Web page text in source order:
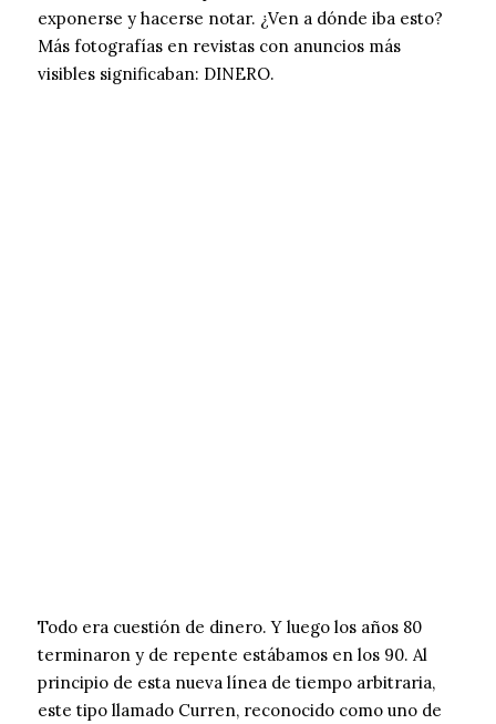
exponerse y hacerse notar. ¿Ven a dónde iba esto?
Más fotografías en revistas con anuncios más
visibles significaban: DINERO.
Todo era cuestión de dinero. Y luego los años 80
terminaron y de repente estábamos en los 90. Al
principio de esta nueva línea de tiempo arbitraria,
este tipo llamado Curren, reconocido como uno de